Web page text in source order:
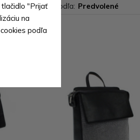
Zoradiť podľa: Predvolené
"Prijať
na
podľa